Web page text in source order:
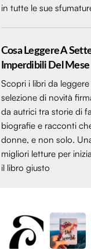
in tutte le sue
Cosa Leggere A
Imperdibili Del Mese
Scopri i libri da
selezione di novità
da autrici tra storie di
biografie e racconti
donne, e non solo.
migliori letture per
il libro giusto